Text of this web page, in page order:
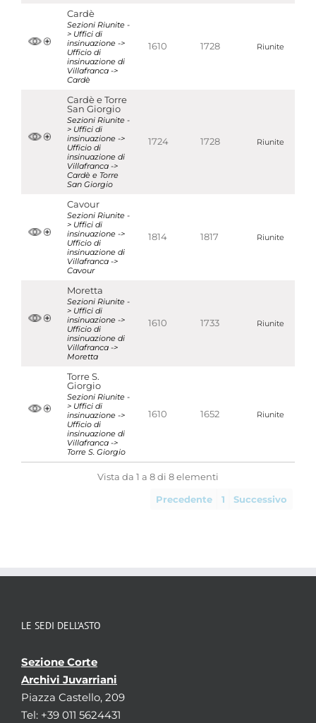
Cardè
Sezioni Riunite -
> Uffici di
insinuazione ->
Ufficio di
insinuazione di
Villafranca ->
Cardè
1610 1728 Riunite
Cardè e Torre
San Giorgio
Sezioni Riunite -
> Uffici di
insinuazione ->
Ufficio di
insinuazione di
Villafranca ->
Cardè e Torre
San Giorgio
1724 1728 Riunite
Cavour
Sezioni Riunite -
> Uffici di
insinuazione ->
Ufficio di
insinuazione di
Villafranca ->
Cavour
1814 1817 Riunite
Moretta
Sezioni Riunite -
> Uffici di
insinuazione ->
Ufficio di
insinuazione di
Villafranca ->
Moretta
1610 1733 Riunite
Torre S.
Giorgio
Sezioni Riunite -
> Uffici di
insinuazione ->
Ufficio di
insinuazione di
Villafranca ->
Torre S. Giorgio
1610 1652 Riunite
Vista da 1 a 8 di 8 elementi
Precedente 1 Successivo
LE SEDI DELL’ASTO
Sezione Corte
Archivi Juvarriani
Piazza Castello, 209
Tel: +39 011 5624431